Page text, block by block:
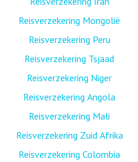
Reisverzekering Mongolië
Reisverzekering Peru
Reisverzekering Tsjaad
Reisverzekering Niger
Reisverzekering Angola
Reisverzekering Mali
Reisverzekering Zuid Afrika
Reisverzekering Colombia